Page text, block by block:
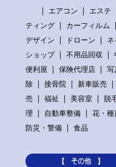
エアコン エステ
ティング
カーフィルム
デザイン
ドローン
ショップ
不用品回収
便利屋
保険代理店
除
接骨院 新車販売
売
福祉 美容室 脱
理
自動車整備 花・種
防災・警備
食品
【 その他 】